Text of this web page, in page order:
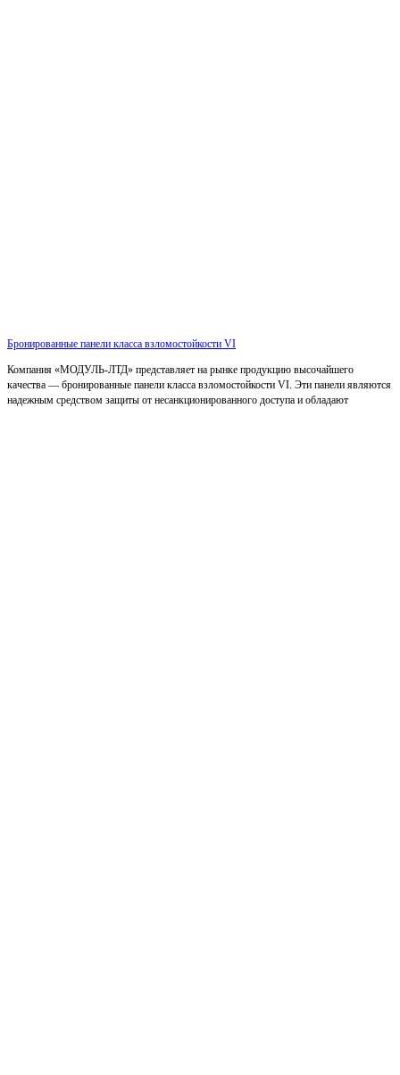
Бронированные панели класса взломостойкости VI
Компания «МОДУЛЬ-ЛТД» представляет на рынке продукцию высочайшего
качества — бронированные панели класса взломостойкости VI. Эти панели являются
надежным средством защиты от несанкционированного доступа и обладают